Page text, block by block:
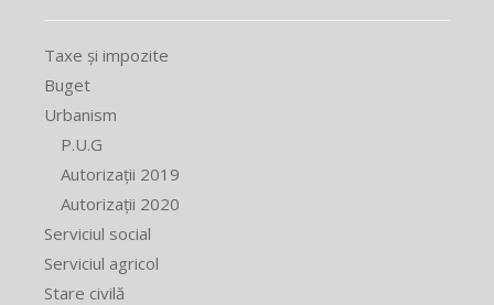
Taxe și impozite
Buget
Urbanism
P.U.G
Autorizații 2019
Autorizații 2020
Serviciul social
Serviciul agricol
Stare civilă